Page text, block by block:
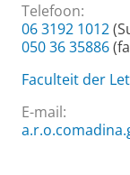
Telefoon:
06 3192 1012
050 36 35886
Faculteit der
E-mail: